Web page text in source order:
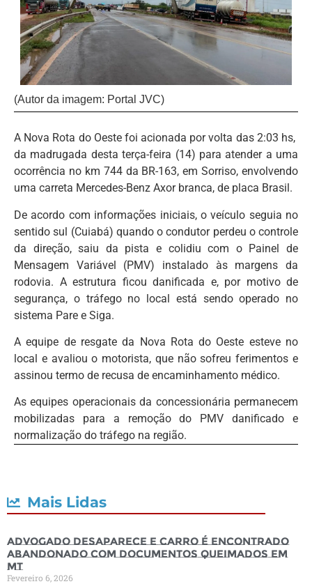
(Autor da imagem: Portal JVC)
A Nova Rota do Oeste foi acionada por volta das 2:03 hs,
da madrugada desta terça-feira (14) para atender a uma
ocorrência no km 744 da BR-163, em Sorriso, envolvendo
uma carreta Mercedes-Benz Axor branca, de placa Brasil.
De acordo com informações iniciais, o veículo seguia no
sentido sul (Cuiabá) quando o condutor perdeu o controle
da direção, saiu da pista e colidiu com o Painel de
Mensagem Variável (PMV) instalado às margens da
rodovia. A estrutura ficou danificada e, por motivo de
segurança, o tráfego no local está sendo operado no
sistema Pare e Siga.
A equipe de resgate da Nova Rota do Oeste esteve no
local e avaliou o motorista, que não sofreu ferimentos e
assinou termo de recusa de encaminhamento médico.
As equipes operacionais da concessionária permanecem
mobilizadas para a remoção do PMV danificado e
normalização do tráfego na região.
Mais Lidas
Advogado desaparece e carro é encontrado
abandonado com documentos queimados em
MT
Fevereiro 6, 2026